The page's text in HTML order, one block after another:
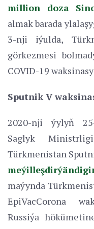
million doza
almak barada
3-nji iýulda,
görkezmesi
COVID-19
Sputnik V
2020-nji ýylyň
Saglyk
Türkmenistan
maýynda
EpiVacCorona
Russiýa